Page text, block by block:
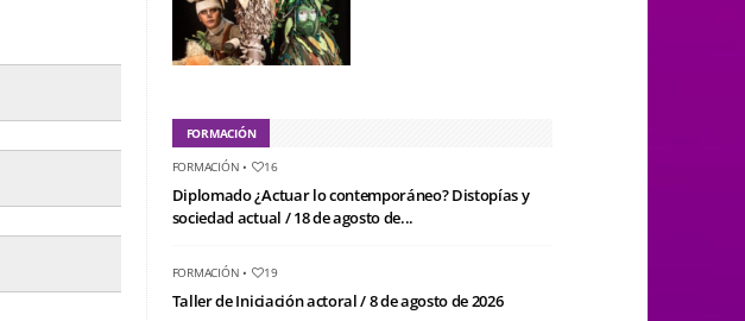
FORMACIÓN
FORMACIÓN • 16
Diplomado ¿Actuar lo contemporáneo? Distopías y
sociedad actual / 18 de agosto de...
FORMACIÓN • 19
Taller de Iniciación actoral / 8 de agosto de 2026